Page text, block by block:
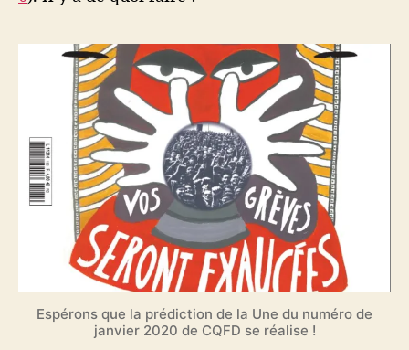
Espérons que la prédiction de la Une du numéro de
janvier 2020 de CQFD se réalise !